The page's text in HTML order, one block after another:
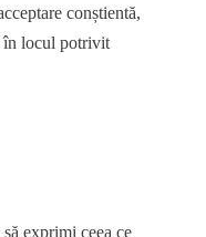
conștientă,
în locul potrivit
exprimi ceea ce